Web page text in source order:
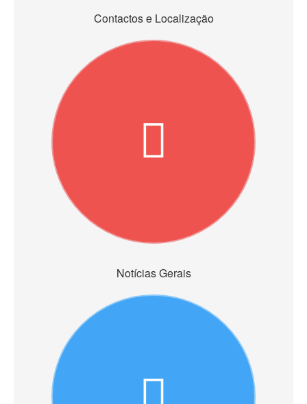
Contactos e Localização
Notícias Gerais